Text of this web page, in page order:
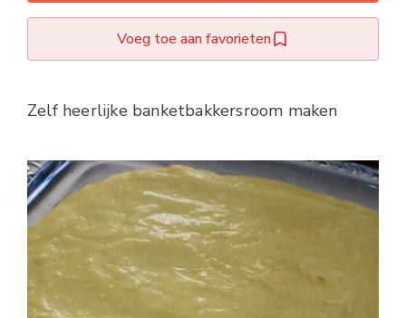
Voeg toe aan favorieten
Zelf heerlijke banketbakkersroom maken